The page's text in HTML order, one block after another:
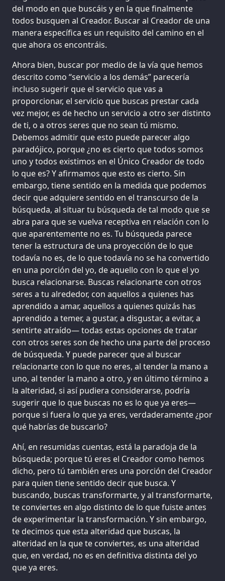
del modo en que buscáis y en la que finalmente
todos busquen al Creador. Buscar al Creador de una
manera específica es un requisito del camino en el
que ahora os encontráis.
Ahora bien, buscar por medio de la vía que hemos
descrito como “servicio a los demás” parecería
incluso sugerir que el servicio que vas a
proporcionar, el servicio que buscas prestar cada
vez mejor, es de hecho un servicio a otro ser distinto
de ti, o a otros seres que no sean tú mismo.
Debemos admitir que esto puede parecer algo
paradójico, porque ¿no es cierto que todos somos
uno y todos existimos en el Único Creador de todo
lo que es? Y afirmamos que esto es cierto. Sin
embargo, tiene sentido en la medida que podemos
decir que adquiere sentido en el transcurso de la
búsqueda, al situar tu búsqueda de tal modo que se
abra para que se vuelva receptiva en relación con lo
que aparentemente no es. Tu búsqueda parece
tener la estructura de una proyección de lo que
todavía no es, de lo que todavía no se ha convertido
en una porción del yo, de aquello con lo que el yo
busca relacionarse. Buscas relacionarte con otros
seres a tu alrededor, con aquellos a quienes has
aprendido a amar, aquellos a quienes quizás has
aprendido a temer, a gustar, a disgustar, a evitar, a
sentirte atraído— todas estas opciones de tratar
con otros seres son de hecho una parte del proceso
de búsqueda. Y puede parecer que al buscar
relacionarte con lo que no eres, al tender la mano a
uno, al tender la mano a otro, y en último término a
la alteridad, si así pudiera considerarse, podría
sugerir que lo que buscas no es lo que ya eres—
porque si fuera lo que ya eres, verdaderamente ¿por
qué habrías de buscarlo?
Ahí, en resumidas cuentas, está la paradoja de la
búsqueda; porque tú eres el Creador como hemos
dicho, pero tú también eres una porción del Creador
para quien tiene sentido decir que busca. Y
buscando, buscas transformarte, y al transformarte,
te conviertes en algo distinto de lo que fuiste antes
de experimentar la transformación. Y sin embargo,
te decimos que esta alteridad que buscas, la
alteridad en la que te conviertes, es una alteridad
que, en verdad, no es en definitiva distinta del yo
que ya eres.